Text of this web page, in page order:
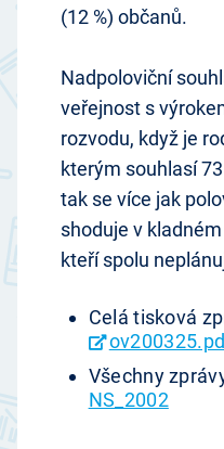
(12 %) občanů.
Nadpoloviční
veřejnost s
rozvodu, když je
kterým souhlasí
tak se více jak
shoduje v
kteří spolu
Celá tisková
Všechny
NS_2002